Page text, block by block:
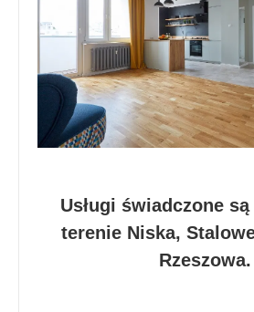
Usługi świadczone są
terenie Niska,
Rzeszowa.